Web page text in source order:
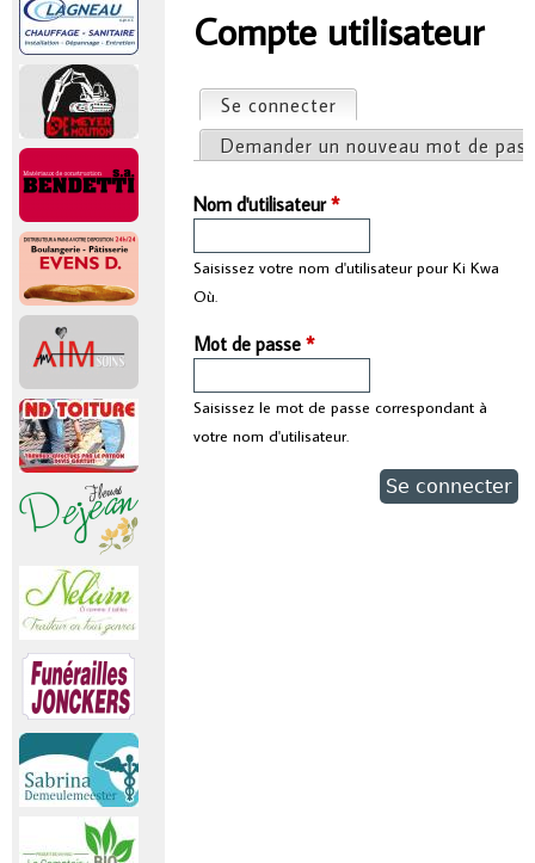
Vous êtes ici
Compte utilisateur
Onglets principaux
Se connecter
Demander un nouveau mot de
Nom d'utilisateur*
Saisissez votre nom d'utilisateur pour Ki Kwa
Où.
Mot de passe*
Saisissez le mot de passe correspondant à
votre nom d'utilisateur.
r
n
c
p